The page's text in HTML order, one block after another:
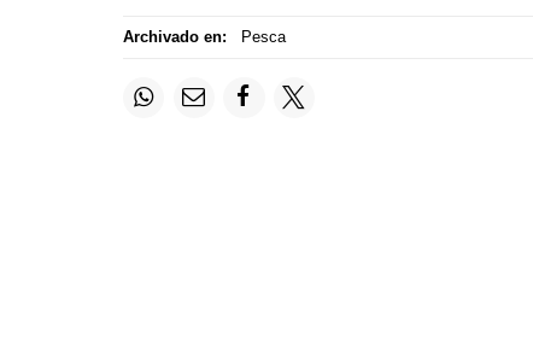
Archivado en: Pesca